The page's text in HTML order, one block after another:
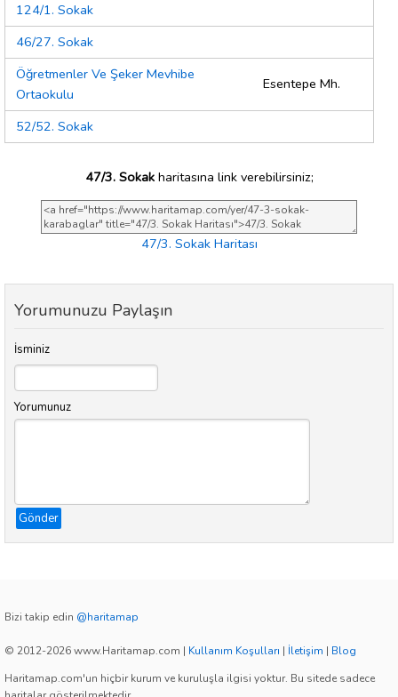
124/1. Sokak
46/27. Sokak
Öğretmenler Ve Şeker Mevhibe
Ortaokulu
Esentepe Mh.
52/52. Sokak
47/3. Sokakharitasına link verebilirsiniz;
47/3. Sokak Haritası
Yorumunuzu Paylaşın
İsminiz
Yorumunuz
Gönder
Bizi takip edin @haritamap
© 2012-2026 www.Haritamap.com | Kullanım Koşulları | İletişim | Blog
Haritamap.com'un hiçbir kurum ve kuruluşla ilgisi yoktur. Bu sitede sadece